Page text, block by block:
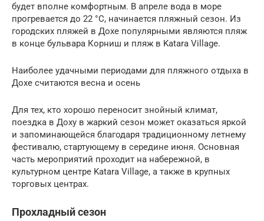
будет вполне комфортным. В апреле вода в море
прогревается до 22 °C, начинается пляжный сезон. Из
городских пляжей в Дохе популярными являются пляж
в конце бульвара Корниш и пляж в Katara Village.
Наиболее удачными периодами для пляжного отдыха в
Дохе считаются весна и осень
Для тех, кто хорошо переносит знойный климат,
поездка в Доху в жаркий сезон может оказаться яркой
и запоминающейся благодаря традиционному летнему
фестивалю, стартующему в середине июня. Основная
часть мероприятий проходит на набережной, в
культурном центре Katara Village, а также в крупных
торговых центрах.
Прохладный сезон